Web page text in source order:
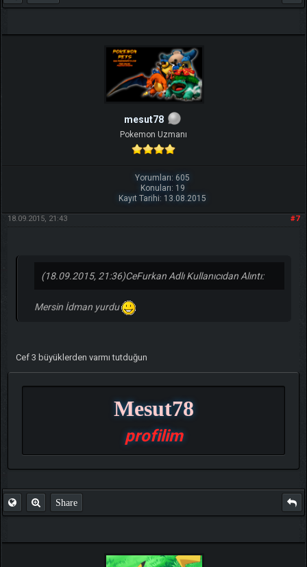
mesut78
Pokemon Uzmanı
Yorumları: 605
Konuları: 19
Kayıt Tarihi: 13.08.2015
#7
18.09.2015, 21:43
(18.09.2015, 21:36)CeFurkan Adlı Kullanıcıdan Alıntı:
Mersin İdman yurdu
Cef 3 büyüklerden varmı tutduğun
Mesut78
profilim
Share